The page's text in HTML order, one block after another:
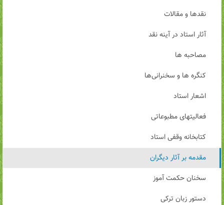
نقدها و مقالات
آثار استاد در آینه نقد
مصاحبه ها
کنگره ها و سخنرانی‌ها
اشعار استاد
فعالیتهای مطبوعاتی
کتابخانه وقفی استاد
مقدمه بر آثار دیگران
سخنان حکمت آموز
دستور زبان ترکی